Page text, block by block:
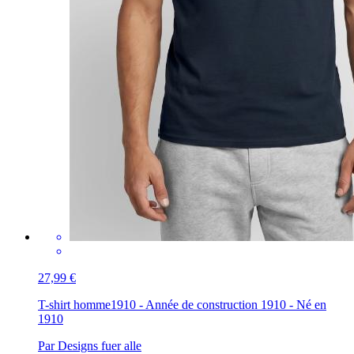
27,99 €
T-shirt homme1910 - Année de construction 1910 - Né en
1910
Par Designs fuer alle